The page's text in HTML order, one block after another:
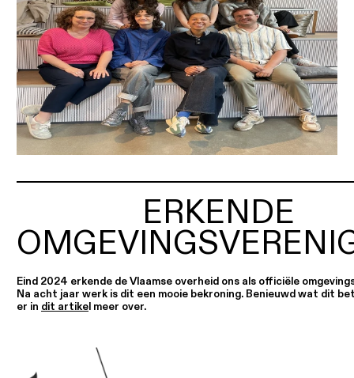
ERKENDE
Eind 2024 erkende de Vlaamse overheid ons als officiële
Na acht jaar werk is dit een mooie bekroning. Benieuwd wat dit
er in dit artike l meer over.